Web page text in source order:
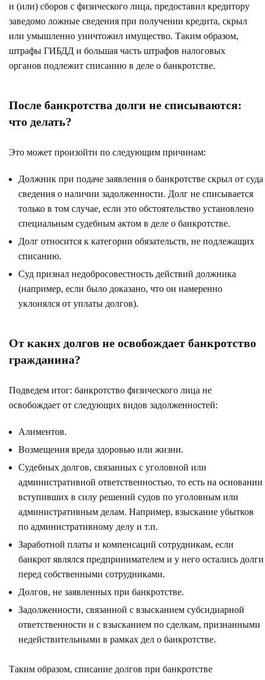
и (или) сборов с физического лица, предоставил кредитору
заведомо ложные сведения при получении кредита, скрыл
или умышленно уничтожил имущество. Таким образом,
штрафы ГИБДД и большая часть штрафов налоговых
органов подлежит списанию в деле о банкротстве.
После банкротства долги не списываются:
что делать?
Это может произойти по следующим причинам:
Должник при подаче заявления о банкротстве скрыл от суда
сведения о наличии задолженности. Долг не списывается
только в том случае, если это обстоятельство установлено
специальным судебным актом в деле о банкротстве.
Долг относится к категории обязательств, не подлежащих
списанию.
Суд признал недобросовестность действий должника
(например, если было доказано, что он намеренно
уклонялся от уплаты долгов).
От каких долгов не освобождает банкротство
гражданина?
Подведем итог: банкротство физического лица не
освобождает от следующих видов задолженностей:
Алиментов.
Возмещения вреда здоровью или жизни.
Судебных долгов, связанных с уголовной или
административной ответственностью, то есть на основании
вступивших в силу решений судов по уголовным или
административным делам. Например, взыскание убытков
по административному делу и т.п.
Заработной платы и компенсаций сотрудникам, если
банкрот являлся предпринимателем и у него остались долги
перед собственными сотрудниками.
Долгов, не заявленных при банкротстве.
Задолженности, связанной с взысканием субсидиарной
ответственности и с взысканием по сделкам, признанными
недействительными в рамках дел о банкротстве.
Таким образом, списание долгов при банкротстве